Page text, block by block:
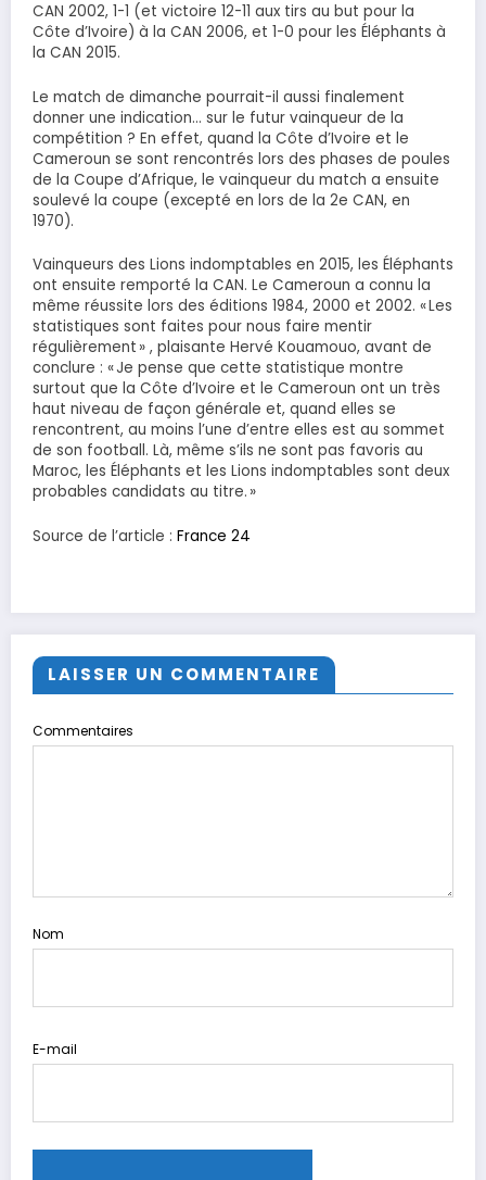
CAN 2002, 1-1 (et victoire 12-11 aux tirs au but pour la
Côte d’Ivoire) à la CAN 2006, et 1-0 pour les Éléphants à
la CAN 2015.
Le match de dimanche pourrait-il aussi finalement
donner une indication… sur le futur vainqueur de la
compétition ? En effet, quand la Côte d’Ivoire et le
Cameroun se sont rencontrés lors des phases de poules
de la Coupe d’Afrique, le vainqueur du match a ensuite
soulevé la coupe (excepté en lors de la 2e CAN, en
1970).
Vainqueurs des Lions indomptables en 2015, les Éléphants
ont ensuite remporté la CAN. Le Cameroun a connu la
même réussite lors des éditions 1984, 2000 et 2002. « Les
statistiques sont faites pour nous faire mentir
régulièrement » , plaisante Hervé Kouamouo, avant de
conclure : « Je pense que cette statistique montre
surtout que la Côte d’Ivoire et le Cameroun ont un très
haut niveau de façon générale et, quand elles se
rencontrent, au moins l’une d’entre elles est au sommet
de son football. Là, même s’ils ne sont pas favoris au
Maroc, les Éléphants et les Lions indomptables sont deux
probables candidats au titre. »
Source de l’article : France 24
LAISSER UN COMMENTAIRE
Commentaires
Nom
E-mail